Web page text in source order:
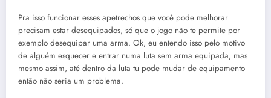
Pra isso funcionar esses apetrechos que você pode melhorar
precisam estar desequipados, só que o jogo não te permite por
exemplo desequipar uma arma. Ok, eu entendo isso pelo motivo
de alguém esquecer e entrar numa luta sem arma equipada, mas
mesmo assim, até dentro da luta tu pode mudar de equipamento
então não seria um problema.